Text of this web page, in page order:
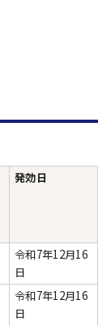
発効日
令和7年12月16
日
令和7年12月16
日